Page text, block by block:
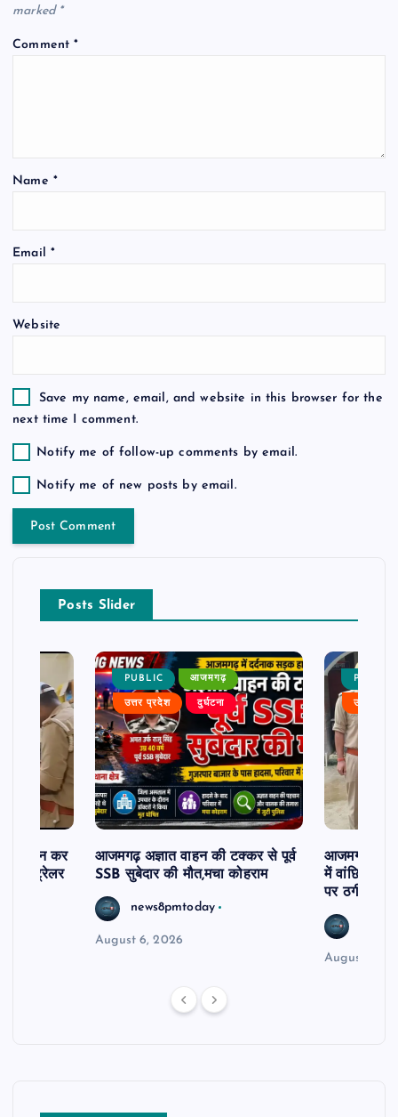
i
i
o
marked *
Comment*
Name *
Email *
Website
Save my name, email, and website in this browser for the
next time I comment.
Notify me of follow-up comments by email.
Notify me of new posts by email.
Posts Slider
से दर्शन कर
खड़े ट्रेलर
PUBLIC आजमगढ़
उत्तर प्रदेश दुर्घटना
आजमगढ़ अज्ञात वाहन की टक्कर से पूर्व
SSB सुबेदार की मौत,मचा कोहराम
news8pmtoday
August 6, 2026
PUBLIC
उत्तर
आजमगढ़ 43
में वांछित
पर ठगी और
August 6,